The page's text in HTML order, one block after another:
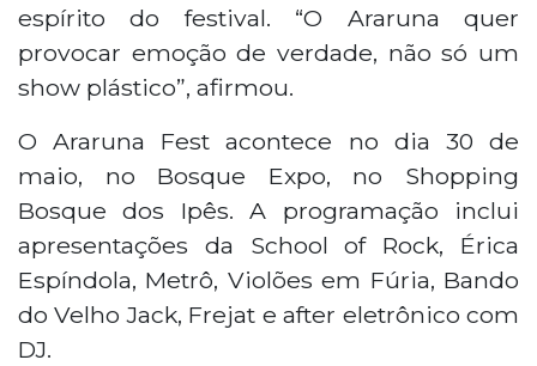
espírito do festival. “O Araruna quer
provocar emoção de verdade, não só um
show plástico”, afirmou.
O Araruna Fest acontece no dia 30 de
maio, no Bosque Expo, no Shopping
Bosque dos Ipês. A programação inclui
apresentações da School of Rock, Érica
Espíndola, Metrô, Violões em Fúria, Bando
do Velho Jack, Frejat e after eletrônico com
DJ.